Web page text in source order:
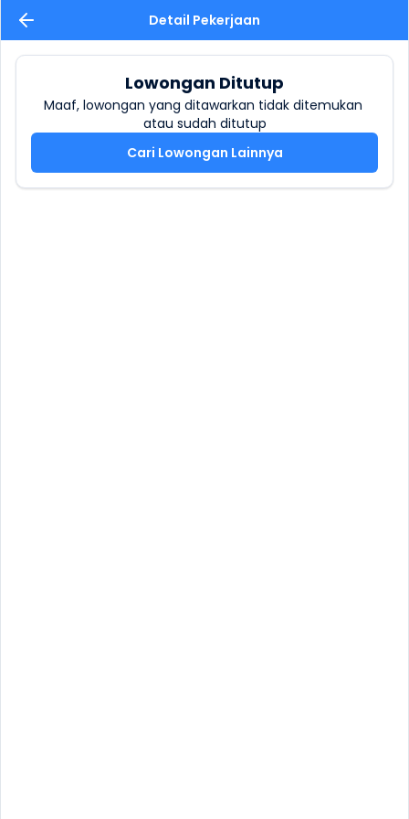
Detail Pekerjaan
Lowongan Ditutup
Maaf, lowongan yang ditawarkan tidak ditemukan
atau sudah ditutup
Cari Lowongan Lainnya